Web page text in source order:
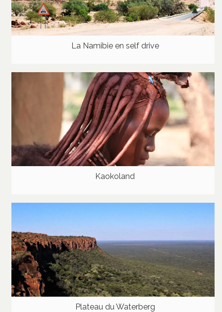
La Namibie en self drive
Kaokoland
Plateau du Waterberg